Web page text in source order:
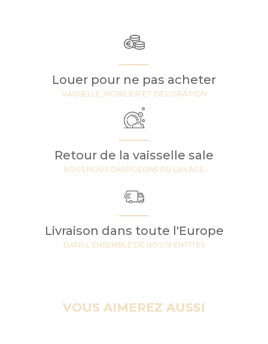
Louer pour ne pas acheter
VAISSELLE, MOBILIER ET DECORATION
Retour de la vaisselle sale
NOUS NOUS CHARGEONS DU LAVAGE
Livraison dans toute l'Europe
DANS L'ENSEMBLE DE NOS 19 ENTITES
VOUS AIMEREZ AUSSI